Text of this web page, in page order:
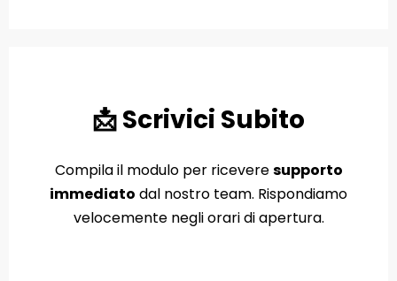
📩 Scrivici Subito
Compila il modulo per riceveresupporto
immediato dal nostro team. Rispondiamo
velocemente negli orari di apertura.